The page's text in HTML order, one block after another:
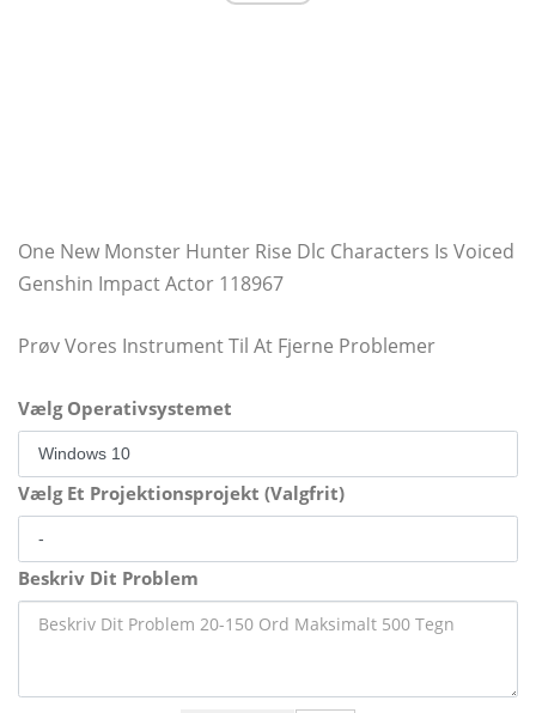
One New Monster Hunter Rise Dlc Characters Is Voiced
Genshin Impact Actor 118967
Prøv Vores Instrument Til At Fjerne Problemer
Vælg Operativsystemet
Vælg Et Projektionsprojekt (Valgfrit)
Beskriv Dit Problem